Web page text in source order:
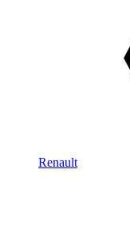
Renault